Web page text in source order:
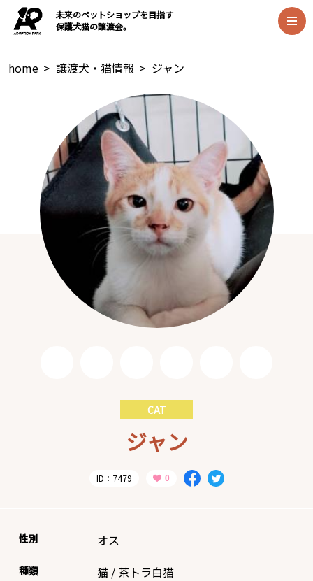
未来のペットショップを目指す
保護犬猫の譲渡会。
home > 譲渡犬・猫情報 > ジャン
CAT
ジャン
ID：7479
性別 オス
種類 猫 / 茶トラ白猫